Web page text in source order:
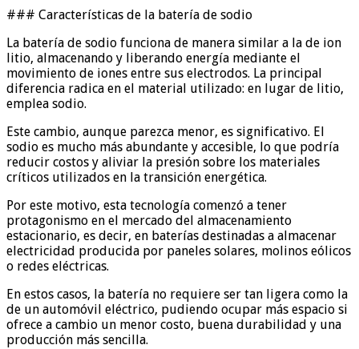
### Características de la batería de sodio
La batería de sodio funciona de manera similar a la de ion
litio, almacenando y liberando energía mediante el
movimiento de iones entre sus electrodos. La principal
diferencia radica en el material utilizado: en lugar de litio,
emplea sodio.
Este cambio, aunque parezca menor, es significativo. El
sodio es mucho más abundante y accesible, lo que podría
reducir costos y aliviar la presión sobre los materiales
críticos utilizados en la transición energética.
Por este motivo, esta tecnología comenzó a tener
protagonismo en el mercado del almacenamiento
estacionario, es decir, en baterías destinadas a almacenar
electricidad producida por paneles solares, molinos eólicos
o redes eléctricas.
En estos casos, la batería no requiere ser tan ligera como la
de un automóvil eléctrico, pudiendo ocupar más espacio si
ofrece a cambio un menor costo, buena durabilidad y una
producción más sencilla.